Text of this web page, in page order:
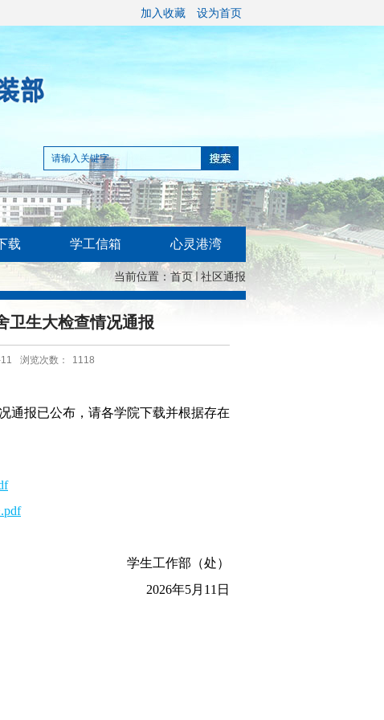
加入收藏 设为首页
载 学工信箱 心灵港湾
当前位置： 首页 社区通报
卫生大检查情况通报
浏览次数： 1118
通报已公布，请各学院下载并根据存在
.pdf
学生工作部（处）
2026年5月11日